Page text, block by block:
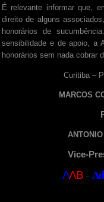
É relevante informar que,
direito de alguns
honorários de
sensibilidade e de apoio, a
honorários sem nada cobrar
Curitiba –
MARCOS
Vice-
ΛΛB-